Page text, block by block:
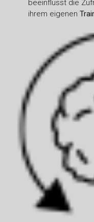
beeinflusst die
ihrem eigenen